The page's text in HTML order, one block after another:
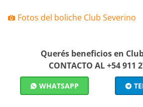
Fotos del boliche Club Severino
Querés beneficios en
CONTACTO AL +54 911
WHATSAPP